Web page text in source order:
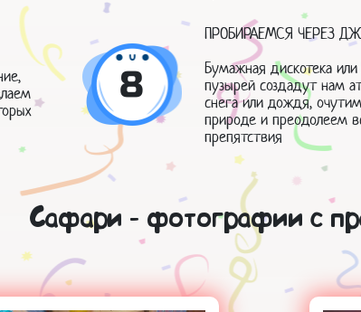
8
ПРОБИРАЕМСЯ ЧЕРЕЗ
Бумажная дискотека
пузырей создадут нам
снега или дождя,
природе и преодолеем
препятствия
Сафари - фотографии с